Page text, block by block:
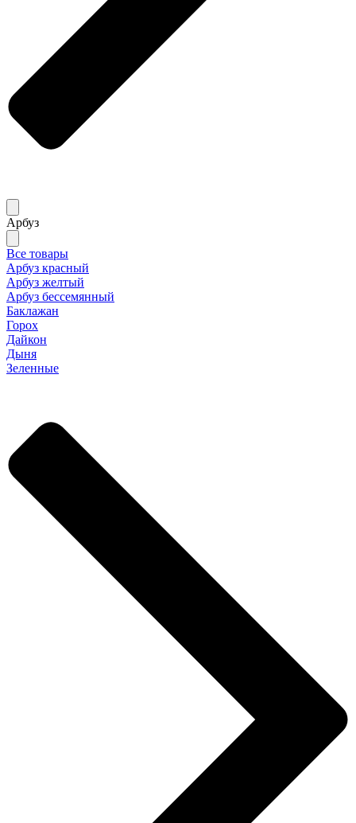
Арбуз
Все товары
Арбуз красный
Арбуз желтый
Арбуз бессемянный
Баклажан
Горох
Дайкон
Дыня
Зеленные